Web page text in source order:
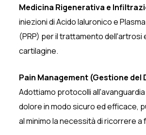
Medicina Rigenerativa e
iniezioni di Acido Ialuronico e
(PRP) per il trattamento dell'artrosi
cartilagine.
Pain Management (Gestione del
Adottiamo protocolli
dolore in modo sicuro ed efficace,
al minimo la necessità di ricorrere a